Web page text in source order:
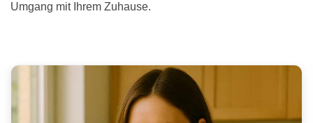
Umgang mit Ihrem Zuhause.